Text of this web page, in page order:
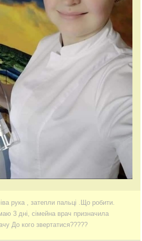
рука , затепли пальці .Що робити.
3 дні, сімейна врач призначила
До кого звертатися?????